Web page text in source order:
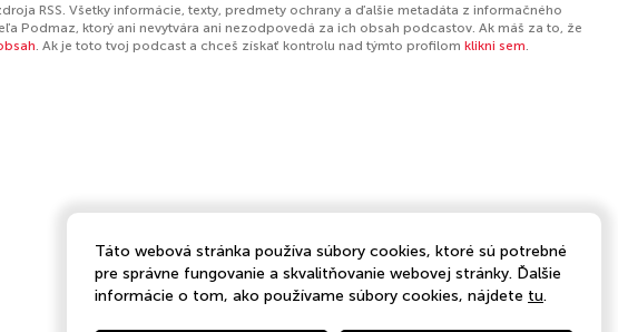
RSS. Všetky informácie, texty, predmety ochrany a ďalšie metadáta z informačného
Podmaz, ktorý ani nevytvára ani nezodpovedá za ich obsah podcastov. Ak máš za to, že
. Ak je toto tvoj podcast a chceš získať kontrolu nad týmto profilom klikni sem.
Táto webová stránka používa súbory cookies, ktoré sú potrebné
pre správne fungovanie a skvalitňovanie webovej stránky. Ďalšie
informácie o tom, ako používame súbory cookies, nájdete tu.